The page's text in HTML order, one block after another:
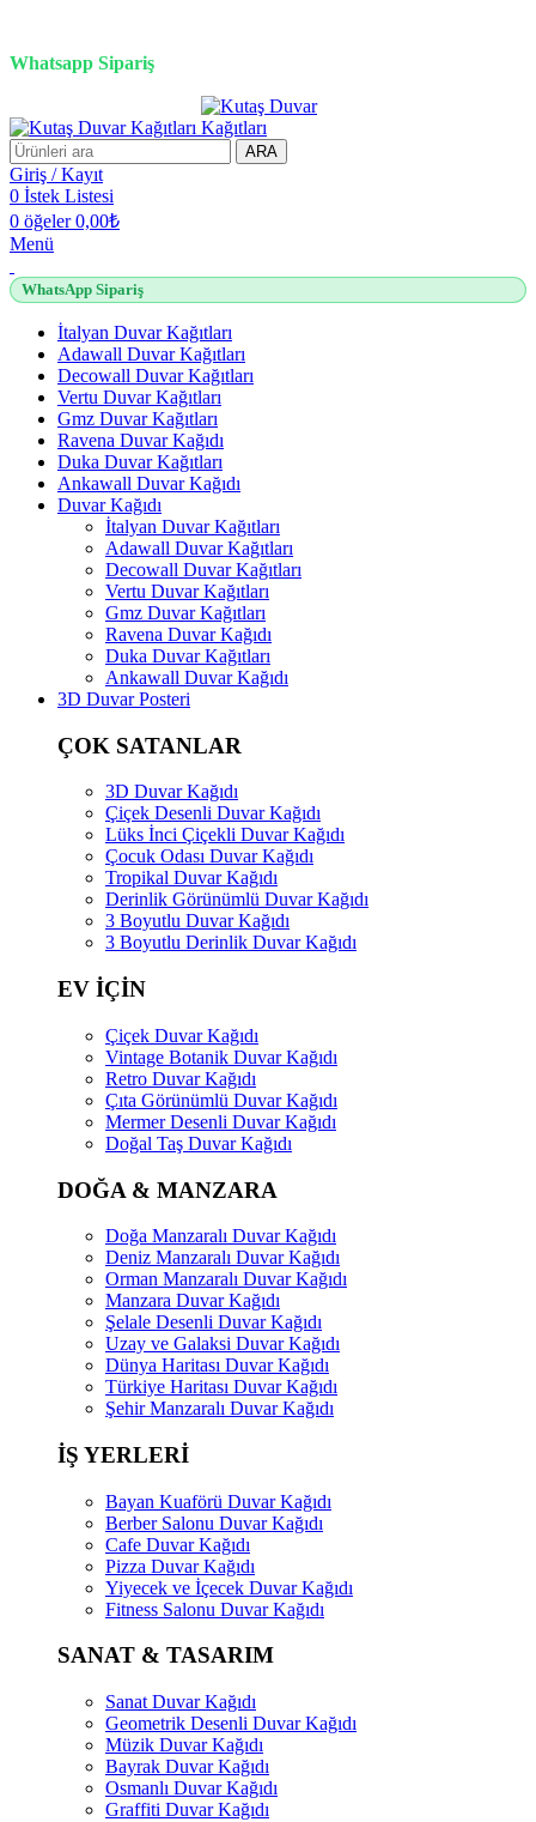
Whatsapp Sipariş
ARA
Giriş / Kayıt
0 İstek Listesi
0 öğeler 0,00₺
Menü
WhatsApp Sipariş
İtalyan Duvar Kağıtları
Adawall Duvar Kağıtları
Decowall Duvar Kağıtları
Vertu Duvar Kağıtları
Gmz Duvar Kağıtları
Ravena Duvar Kağıdı
Duka Duvar Kağıtları
Ankawall Duvar Kağıdı
Duvar Kağıdı
İtalyan Duvar Kağıtları
Adawall Duvar Kağıtları
Decowall Duvar Kağıtları
Vertu Duvar Kağıtları
Gmz Duvar Kağıtları
Ravena Duvar Kağıdı
Duka Duvar Kağıtları
Ankawall Duvar Kağıdı
3D Duvar Posteri
ÇOK SATANLAR
3D Duvar Kağıdı
Çiçek Desenli Duvar Kağıdı
Lüks İnci Çiçekli Duvar Kağıdı
Çocuk Odası Duvar Kağıdı
Tropikal Duvar Kağıdı
Derinlik Görünümlü Duvar Kağıdı
3 Boyutlu Duvar Kağıdı
3 Boyutlu Derinlik Duvar Kağıdı
EV İÇİN
Çiçek Duvar Kağıdı
Vintage Botanik Duvar Kağıdı
Retro Duvar Kağıdı
Çıta Görünümlü Duvar Kağıdı
Mermer Desenli Duvar Kağıdı
Doğal Taş Duvar Kağıdı
DOĞA & MANZARA
Doğa Manzaralı Duvar Kağıdı
Deniz Manzaralı Duvar Kağıdı
Orman Manzaralı Duvar Kağıdı
Manzara Duvar Kağıdı
Şelale Desenli Duvar Kağıdı
Uzay ve Galaksi Duvar Kağıdı
Dünya Haritası Duvar Kağıdı
Türkiye Haritası Duvar Kağıdı
Şehir Manzaralı Duvar Kağıdı
İŞ YERLERİ
Bayan Kuaförü Duvar Kağıdı
Berber Salonu Duvar Kağıdı
Cafe Duvar Kağıdı
Pizza Duvar Kağıdı
Yiyecek ve İçecek Duvar Kağıdı
Fitness Salonu Duvar Kağıdı
SANAT & TASARIM
Sanat Duvar Kağıdı
Geometrik Desenli Duvar Kağıdı
Müzik Duvar Kağıdı
Bayrak Duvar Kağıdı
Osmanlı Duvar Kağıdı
Graffiti Duvar Kağıdı